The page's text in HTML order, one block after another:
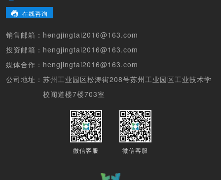
在线咨询
销售邮箱： hengjingtai2016@163.com
投资邮箱： hengjingtai2016@163.com
媒体合作： hengjingtai2016@163.com
公司地址： 苏州工业园区松涛街208号苏州工业园区工业技术学
校闻道楼7楼703室
微信客服 微信客服